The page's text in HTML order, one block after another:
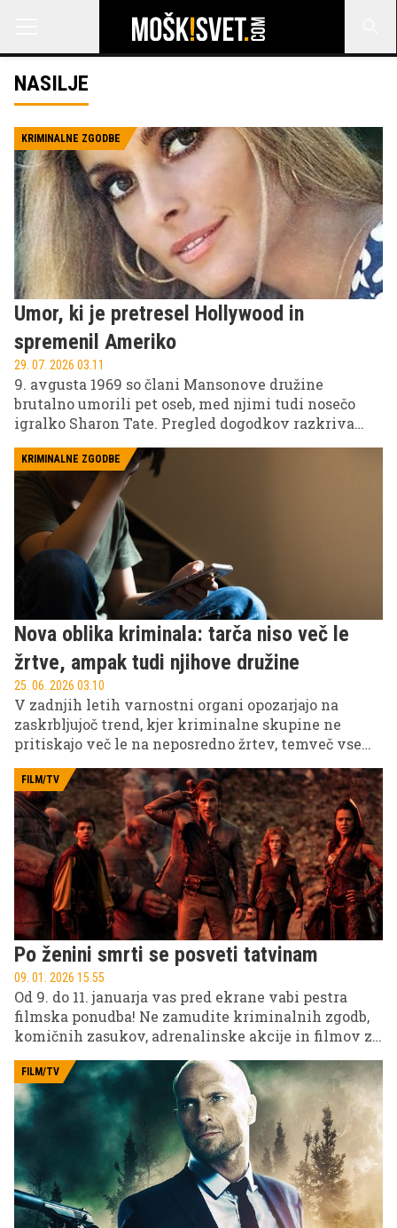
NASILJE
KRIMINALNE ZGODBE
Umor, ki je pretresel Hollywood in
spremenil Ameriko
29. 07. 2026 03.11
9. avgusta 1969 so člani Mansonove družine
brutalno umorili pet oseb, med njimi tudi nosečo
igralko Sharon Tate. Pregled dogodkov razkriva
zgodovini in motivacijo zloglasnega kulta.
KRIMINALNE ZGODBE
Nova oblika kriminala: tarča niso več le
žrtve, ampak tudi njihove družine
25. 06. 2026 03.10
V zadnjih letih varnostni organi opozarjajo na
zaskrbljujoč trend, kjer kriminalne skupine ne
pritiskajo več le na neposredno žrtev, temveč vse
pogosteje vpletajo tudi njihove družine.
FILM/TV
Po ženini smrti se posveti tatvinam
09. 01. 2026 15.55
Od 9. do 11. januarja vas pred ekrane vabi pestra
filmska ponudba! Ne zamudite kriminalnih zgodb,
komičnih zasukov, adrenalinske akcije in filmov za
vso družino na POP TV, Kanalu A in KINO.
FILM/TV